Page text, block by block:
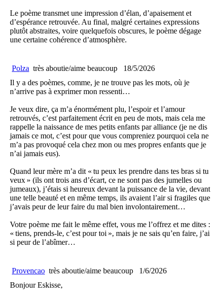
Le poème transmet une impression d’élan, d’apaisement et
d’espérance retrouvée. Au final, malgré certaines expressions
plutôt abstraites, voire quelquefois obscures, le poème dégage
une certaine cohérence d’atmosphère.
Polza très aboutie/aime beaucoup
18/5/2026
Il y a des poèmes, comme, je ne trouve pas les mots, où je
n’arrive pas à exprimer mon ressenti…
Je veux dire, ça m’a énormément plu, l’espoir et l’amour
retrouvés, c’est parfaitement écrit en peu de mots, mais cela me
rappelle la naissance de mes petits enfants par alliance (je ne dis
jamais ce mot, c’est pour que vous compreniez pourquoi cela ne
m’a pas provoqué cela chez mon ou mes propres enfants que je
n’ai jamais eus).
Quand leur mère m’a dit « tu peux les prendre dans tes bras si tu
veux » (ils ont trois ans d’écart, ce ne sont pas des jumelles ou
jumeaux), j’étais si heureux devant la puissance de la vie, devant
une telle beauté et en même temps, ils avaient l’air si fragiles que
j’avais peur de leur faire du mal bien involontairement…
Votre poème me fait le même effet, vous me l’offrez et me dites :
« tiens, prends-le, c’est pour toi », mais je ne sais qu’en faire, j’ai
si peur de l’abîmer…
Provencao très aboutie/aime beaucoup
1/6/2026
Bonjour Eskisse,